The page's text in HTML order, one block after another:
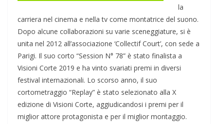
la
carriera nel cinema e nella tv come montatrice del suono.
Dopo alcune collaborazioni su varie sceneggiature, si è
unita nel 2012 all’associazione ‘Collectif Court’, con sede a
Parigi. Il suo corto “Session N° 78” è stato finalista a
Visioni Corte 2019 e ha vinto svariati premi in diversi
festival internazionali. Lo scorso anno, il suo
cortometraggio “Replay” è stato selezionato alla X
edizione di Visioni Corte, aggiudicandosi i premi per il
miglior attore protagonista e per il miglior montaggio.